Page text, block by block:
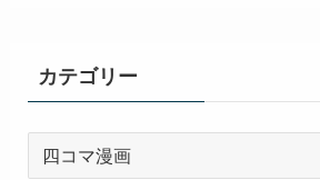
カテゴリー